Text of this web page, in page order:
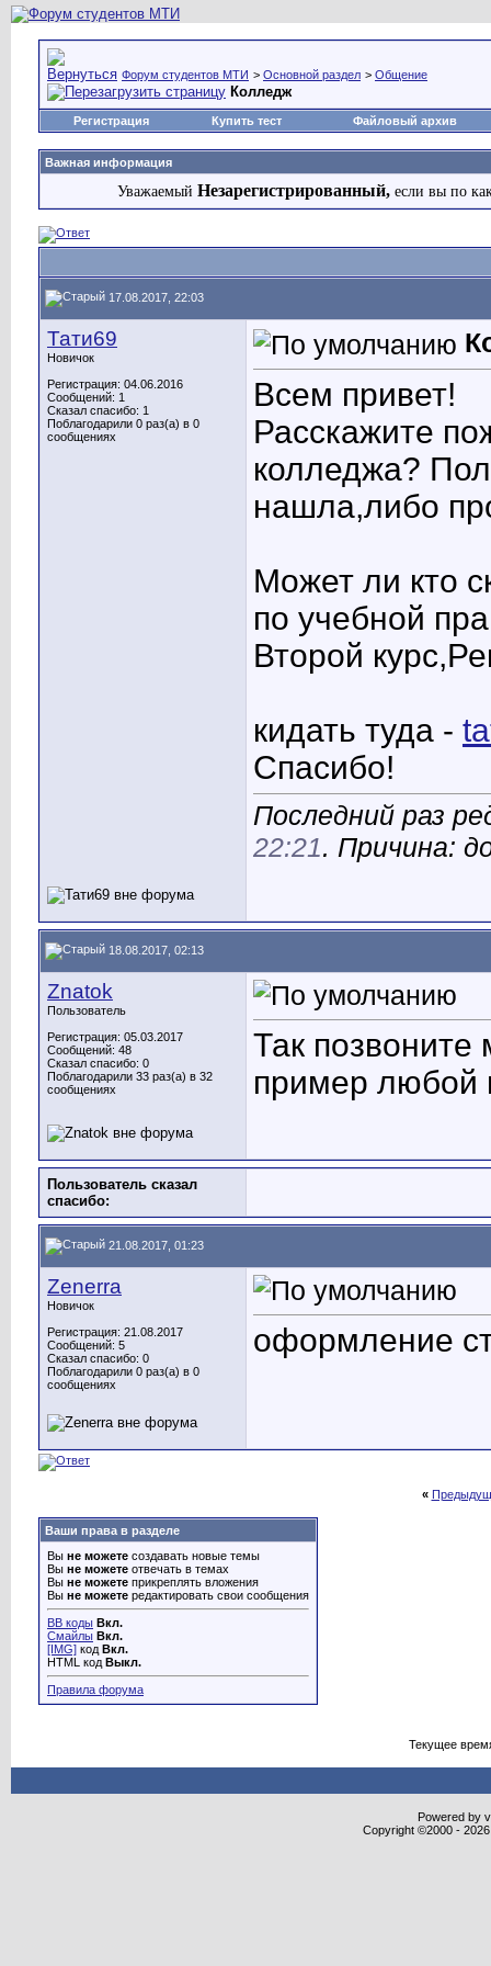
Форум студентов МТИ > Основной раздел > Общение
Колледж
Регистрация Купить тест Файловый архив
Важная информация
Уважаемый Незарегистрированный, если вы по
17.08.2017, 22:03
Тати69
Новичок
Регистрация: 04.06.2016
Сообщений: 1
Сказал спасибо: 1
Поблагодарили 0 раз(а) в 0
сообщениях
Всем привет!
Расскажите
колледжа?
нашла,либо
Может ли кто
по учебной
Второй
кидать туда -
Спасибо!
Последний раз
22:21. Причина:
18.08.2017, 02:13
Znatok
Пользователь
Регистрация: 05.03.2017
Сообщений: 48
Сказал спасибо: 0
Поблагодарили 33 раз(а) в 32
сообщениях
Так
пример любой
Пользователь сказал
cпасибо:
21.08.2017, 01:23
Zenerra
Новичок
Регистрация: 21.08.2017
Сообщений: 5
Сказал спасибо: 0
Поблагодарили 0 раз(а) в 0
сообщениях
оформление
«
Ваши права в разделе
Вы не можете создавать новые темы
Вы не можете отвечать в темах
Вы не можете прикреплять вложения
Вы не можете редактировать свои сообщения
BB коды Вкл.
Смайлы Вкл.
[IMG] код Вкл.
HTML код Выкл.
Правила форума
Текущее
Powered by
Copyright ©2000 -